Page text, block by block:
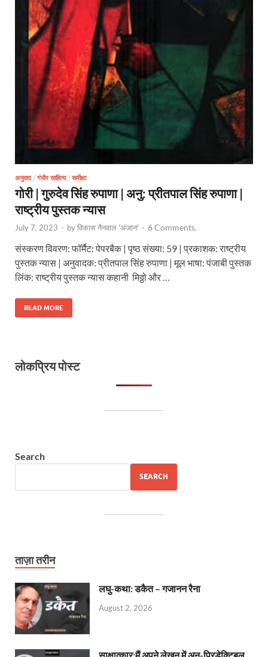
अनुवाद / गंभीर साहित्य/ समीक्षा
गोरी | गुरुदेव सिंह रुपाणा | अनु: प्रीतपाल सिंह रुपाणा |
राष्ट्रीय पुस्तक न्यास
July 7, 2023 - byविकास नैनवाल 'अंजान' - 6 Comments.
संस्करण विवरण: फॉर्मैट: पेपरबैक | पृष्ठ संख्या: 59 | प्रकाशक: राष्ट्रीय
पुस्तक न्यास | अनुवादक: प्रीतपाल सिंह रुपाणा | मूल भाषा: पंजाबी पुस्तक
लिंक: राष्ट्रीय पुस्तक न्यास कहानी मिठ्ठो और …
READ MORE
लोकप्रिय पोस्ट
Search
SEARCH
ताज़ा तरीन
लघु-कथा: डकैत – गजानन रैना
August 2, 2026